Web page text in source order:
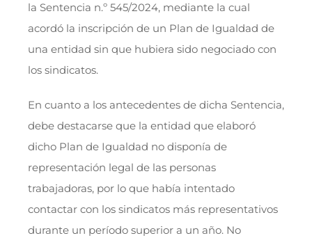
la Sentencia n.º 545/2024, mediante la cual
acordó la inscripción de un Plan de Igualdad de
una entidad sin que hubiera sido negociado con
los sindicatos.
En cuanto a los antecedentes de dicha Sentencia,
debe destacarse que la entidad que elaboró
dicho Plan de Igualdad no disponía de
representación legal de las personas
trabajadoras, por lo que había intentado
contactar con los sindicatos más representativos
durante un período superior a un año. No